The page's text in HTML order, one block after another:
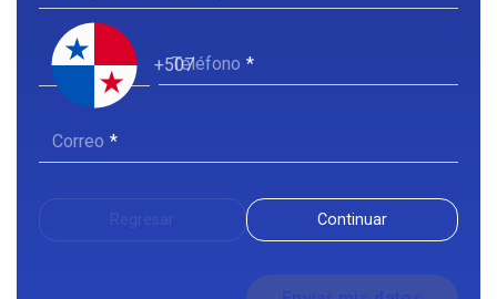
+507Teléfono
Correo
Continuar